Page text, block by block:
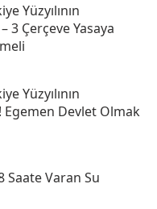
Yüzyılının
3 Çerçeve Yasaya
Yüzyılının
Egemen Devlet Olmak
Saate Varan Su